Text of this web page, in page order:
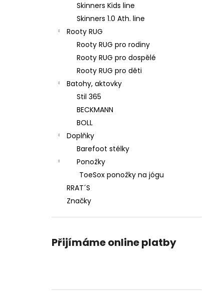
Skinners Kids line
Skinners 1.0 Ath. line
Rooty RUG
Rooty RUG pro rodiny
Rooty RUG pro dospělé
Rooty RUG pro děti
Batohy, aktovky
Stil 365
BECKMANN
BOLL
Doplňky
Barefoot stélky
Ponožky
ToeSox ponožky na jógu
RRAT´S
Značky
Přijímáme online platby